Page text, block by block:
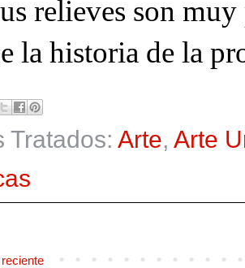
relieves son
la historia de la
Tratados: Arte, Arte